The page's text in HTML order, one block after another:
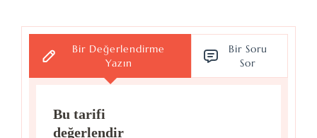
Bir Değerlendirme
Yazın
Bir Soru
Sor
Bu tarifi
değerlendir